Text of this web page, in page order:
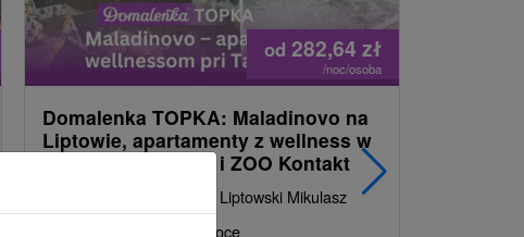
od 282,64 zł
/noc/osoba
Domalenka TOPKA: Maladinovo na
Liptowie, apartamenty z wellness w
pobliżu Tatralandii i ZOO Kontakt
Ośrodek Maladinovo Liptowski Mikulasz
Od 2 Noce